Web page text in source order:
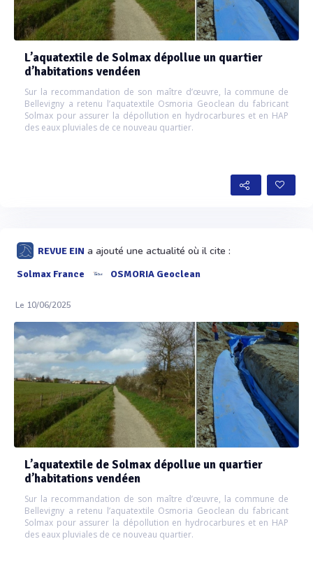
L’aquatextile de Solmax dépollue un quartier
d’habitations vendéen
Sur la recommandation de son maître d’œuvre, la commune de
Bellevigny a retenu l’aquatextile Osmoria Geoclean du fabricant
Solmax pour assurer la dépollution en hydrocarbures et en HAP
des eaux pluviales de ce nouveau quartier.
REVUE EIN a ajouté une actualité où il cite :
Solmax France OSMORIA Geoclean
Le 10/06/2025
L’aquatextile de Solmax dépollue un quartier
d’habitations vendéen
Sur la recommandation de son maître d’œuvre, la commune de
Bellevigny a retenu l’aquatextile Osmoria Geoclean du fabricant
Solmax pour assurer la dépollution en hydrocarbures et en HAP
des eaux pluviales de ce nouveau quartier.